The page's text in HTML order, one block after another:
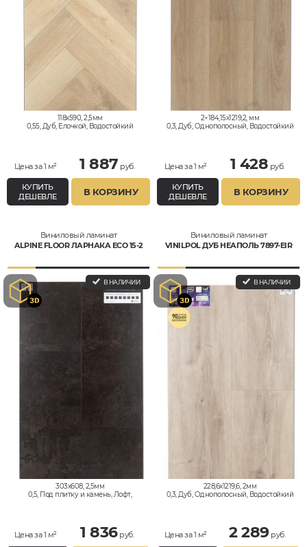
118x590, 2,5мм
0,55, Дуб, Елочкой, Водостойкий
Цена за 1 м² 1 887 руб.
КУПИТЬ
ДЕШЕВЛЕ
В КОРЗИНУ
2×184,15x1219,2, мм
0,3, Дуб, Однополосный, Водостойкий
Цена за 1 м² 1 428 руб.
КУПИТЬ
ДЕШЕВЛЕ
В КОРЗИНУ
Виниловый ламинат
ALPINE FLOOR ЛАРНАКА ЕСО 15-2
В НАЛИЧИИ
303x608, 2,5мм
0,5, Под плитку и камень, Лофт,
Цена за 1 м² 1 836руб.
Виниловый ламинат
VINILPOL ДУБ НЕАПОЛЬ 7897-EIR
В НАЛИЧИИ
228,6x1219,6, 2мм
0,3, Дуб, Однополосный, Водостойкий
Цена за 1 м² 2 289руб.